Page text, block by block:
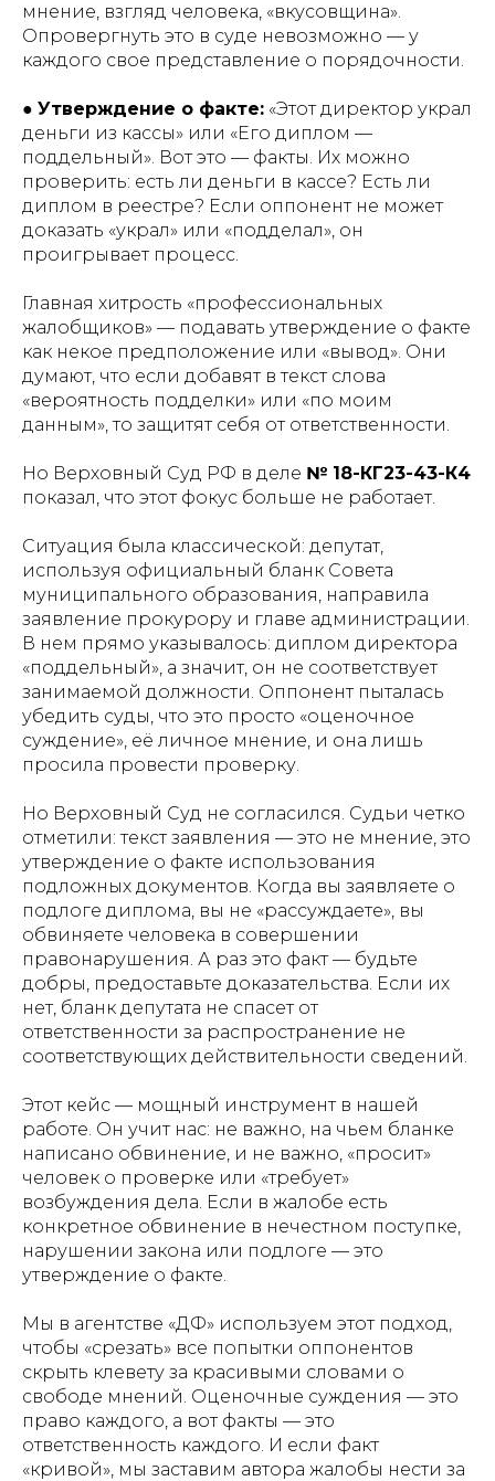
мнение, взгляд человека, «вкусовщина».
Опровергнуть это в суде невозможно — у
каждого свое представление о порядочности.
● Утверждение о факте: «Этот директор украл
деньги из кассы» или «Его диплом —
поддельный». Вот это — факты. Их можно
проверить: есть ли деньги в кассе? Есть ли
диплом в реестре? Если оппонент не может
доказать «украл» или «подделал», он
проигрывает процесс.
Главная хитрость «профессиональных
жалобщиков» — подавать утверждение о факте
как некое предположение или «вывод». Они
думают, что если добавят в текст слова
«вероятность подделки» или «по моим
данным», то защитят себя от ответственности.
Но Верховный Суд РФ в деле № 18-КГ23-43-К4
показал, что этот фокус больше не работает.
Ситуация была классической: депутат,
используя официальный бланк Совета
муниципального образования, направила
заявление прокурору и главе администрации.
В нем прямо указывалось: диплом директора
«поддельный», а значит, он не соответствует
занимаемой должности. Оппонент пыталась
убедить суды, что это просто «оценочное
суждение», её личное мнение, и она лишь
просила провести проверку.
Но Верховный Суд не согласился. Судьи четко
отметили: текст заявления — это не мнение, это
утверждение о факте использования
подложных документов. Когда вы заявляете о
подлоге диплома, вы не «рассуждаете», вы
обвиняете человека в совершении
правонарушения. А раз это факт — будьте
добры, предоставьте доказательства. Если их
нет, бланк депутата не спасет от
ответственности за распространение не
соответствующих действительности сведений.
Этот кейс — мощный инструмент в нашей
работе. Он учит нас: не важно, на чьем бланке
написано обвинение, и не важно, «просит»
человек о проверке или «требует»
возбуждения дела. Если в жалобе есть
конкретное обвинение в нечестном поступке,
нарушении закона или подлоге — это
утверждение о факте.
Мы в агентстве «ДФ» используем этот подход,
чтобы «срезать» все попытки оппонентов
скрыть клевету за красивыми словами о
свободе мнений. Оценочные суждения — это
право каждого, а вот факты — это
ответственность каждого. И если факт
«кривой», мы заставим автора жалобы нести за